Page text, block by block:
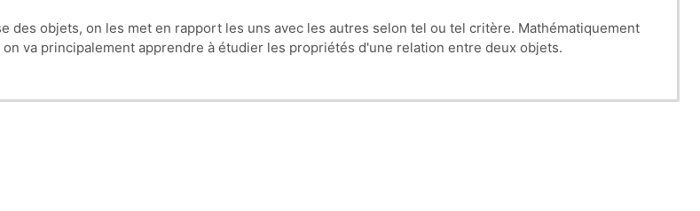
des objets, on les met en rapport les uns avec les autres selon tel ou tel critère. Mathématiquement
va principalement apprendre à étudier les propriétés d'une relation entre deux objets.